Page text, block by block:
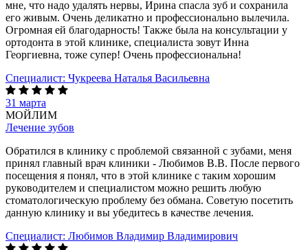
мне, что надо удалять нервы, Ирина спасла зуб и сохранила
его живым. Очень деликатно и профессионально вылечила.
Огромная ей благодарность! Также была на консультации у
ортодонта в этой клинике, специалиста зовут Инна
Георгиевна, тоже супер! Очень профессиональна!
Специалист: Чукреева Наталья Васильевна
31 марта
МОЙЛИМ
Лечение зубов
Обратился в клинику с проблемой связанной с зубами, меня
принял главный врач клиники - Любимов В.В. После первого
посещения я понял, что в этой клинике с таким хорошим
руководителем и специалистом можно решить любую
стоматологическую проблему без обмана. Советую посетить
данную клинику и вы убедитесь в качестве лечения.
Специалист: Любимов Владимир Владимирович